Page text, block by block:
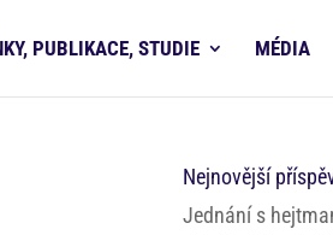
PUBLIKACE, STUDIE MÉDIA
Nejnovější
Jednání s